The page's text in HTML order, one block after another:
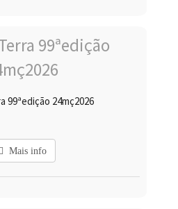
99ªedição 24mç2026
Mais info